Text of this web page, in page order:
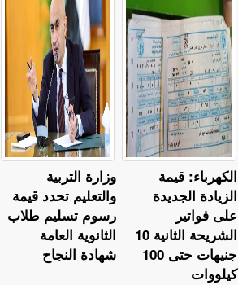
وزارة التربية
والتعليم تحدد قيمة
رسوم تسليم طلاب
الثانوية العامة
شهادة النجاح
الكهرباء: قيمة
الزيادة الجديدة
على فواتير
الشريحة الثانية 10
جنيهات حتى 100
كيلووات